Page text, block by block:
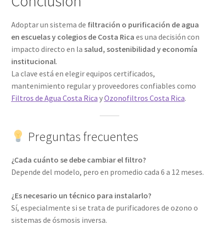
Adoptar un sistema de filtración o purificación de agua
en escuelas y colegios de Costa Rica es una decisión con
impacto directo en la salud, sostenibilidad y economía
institucional.
La clave está en elegir equipos certificados,
mantenimiento regular y proveedores confiables como
Filtros de Agua Costa Rica yOzonofiltros Costa Rica.
Preguntas frecuentes
¿Cada cuánto se debe cambiar el filtro?
Depende del modelo, pero en promedio cada 6 a 12 meses.
¿Es necesario un técnico para instalarlo?
Sí, especialmente si se trata de purificadores de ozono o
sistemas de ósmosis inversa.